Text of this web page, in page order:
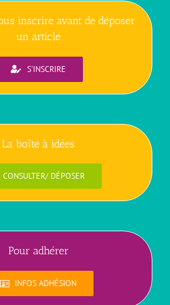
inscrire avant de déposer
un article
S'INSCRIRE
La boîte à idées
CONSULTER/ DÉPOSER
Pour adhérer
INFOS ADHÉSION